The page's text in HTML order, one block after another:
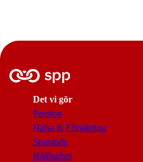
Det vi gör
Pension
Hälsa & Försäkring
Sparande
Hållbarhet